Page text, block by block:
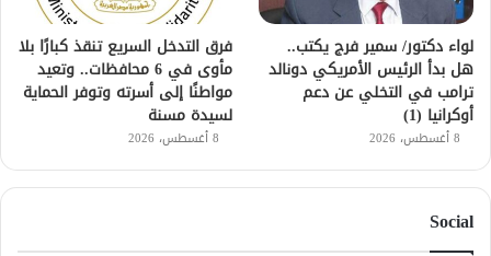
لواء دكتور/ سمير فرج يكتب..
هل بدأ الرئيس الأمريكي دونالد
ترامب في التخلي عن دعم
أوكرانيا (1)
8 أغسطس، 2026
فرق التدخل السريع تنقذ كبارًا بلا
مأوى في 6 محافظات.. وتعيد
مواطنًا إلى أسرته وتوفر الحماية
لسيدة مسنة
8 أغسطس، 2026
Social